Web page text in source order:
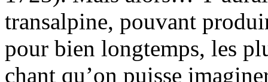
transalpine, pouvant
pour bien longtemps, les
chant qu’on puisse